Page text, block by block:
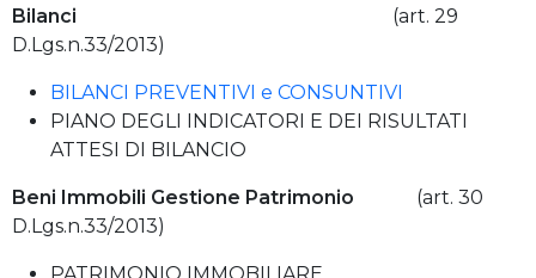
Bilanci (art. 29
D.Lgs.n.33/2013)
BILANCI PREVENTIVI e CONSUNTIVI
PIANO DEGLI INDICATORI E DEI RISULTATI
ATTESI DI BILANCIO
Beni Immobili Gestione Patrimonio (art. 30
D.Lgs.n.33/2013)